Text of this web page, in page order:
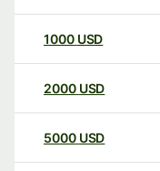
1000 USD
2000 USD
5000 USD